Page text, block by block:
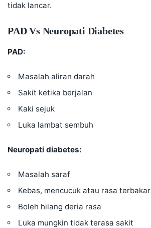
tidak lancar.
PAD Vs Neuropati Diabetes
PAD:
Masalah aliran darah
Sakit ketika berjalan
Kaki sejuk
Luka lambat sembuh
Neuropati diabetes:
Masalah saraf
Kebas, mencucuk atau rasa terbakar
Boleh hilang deria rasa
Luka mungkin tidak terasa sakit